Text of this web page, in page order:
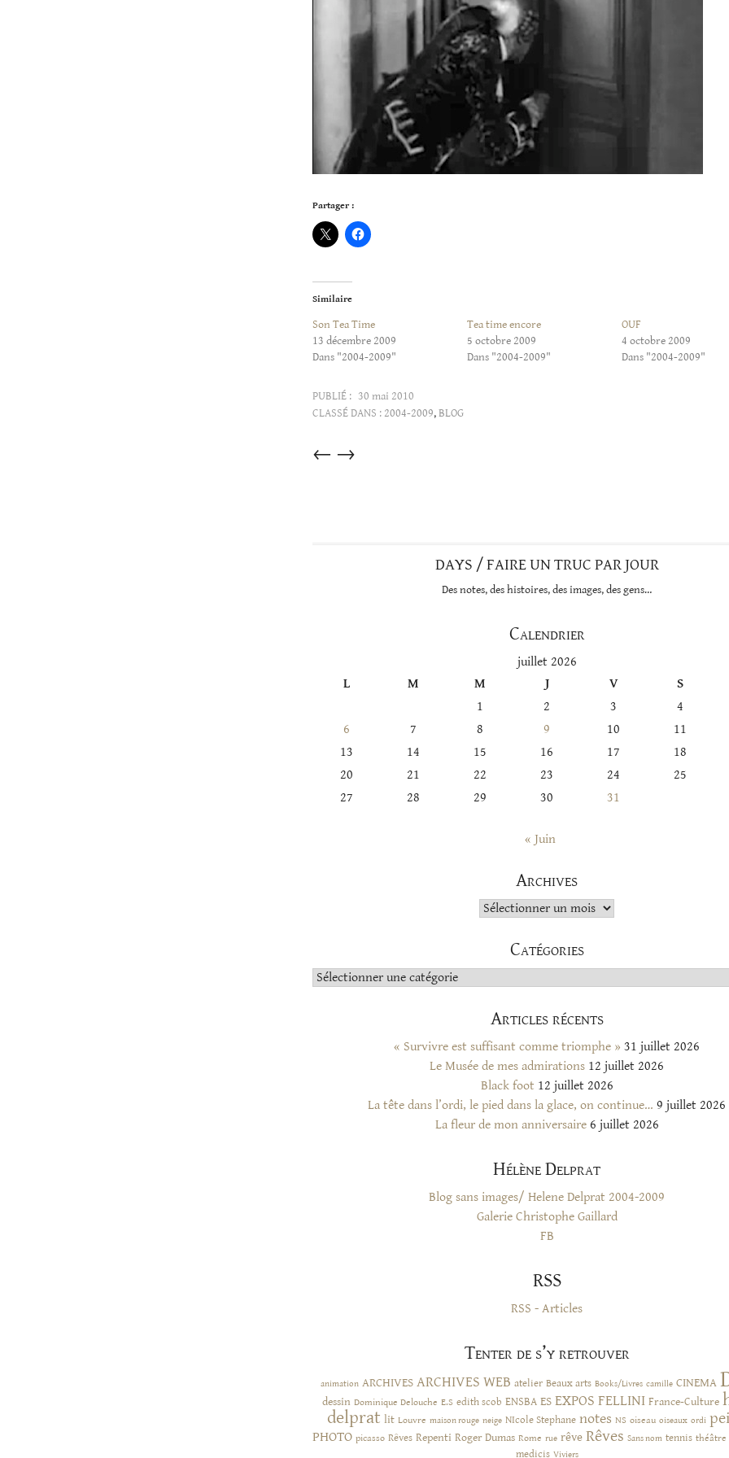
Partager :
Similaire
Son Tea Time
13 décembre 2009
Dans "2004-2009"
Tea time encore
5 octobre 2009
Dans "2004-2009"
OUF
4 octobre 2009
Dans "2004-2009"
PUBLIÉ : 30 mai 2010
CLASSÉ DANS : 2004-2009,BLOG
Articles
→
←
DAYS / FAIRE UN TRUC PAR JOUR
Des notes, des histoires, des images, des gens…
Calendrier
juillet 2026
L
M M J V
S
1
2 3
4
6
7 8 9 10
11
13
14 15 16 17
18
20
21 22 23 24
25
27
28 29 30 31
« Juin
Archives
Archives
Catégories
Catégories
Articles récents
« Survivre est suffisant comme triomphe » 31 juillet 2026
Le Musée de mes admirations 12 juillet 2026
Black foot 12 juillet 2026
La tête dans l’ordi, le pied dans la glace, on continue… 9 juillet 2026
La fleur de mon anniversaire 6 juillet 2026
Hélène Delprat
Blog sans images/ Helene Delprat 2004-2009
Galerie Christophe Gaillard
FB
RSS
RSS - Articles
Tenter de s’y retrouver
animation ARCHIVES ARCHIVES WEB atelier Beaux arts Books/Livres camille CINEMA
dessin Dominique Delouche E.S edith scob ENSBA ES EXPOS FELLINI France-Culture
delprat lit Louvre maison rouge neige NIcole Stephane notes NS oiseau oiseaux ordi
PHOTO picasso Rêves Repenti Roger Dumas Rome rue rêve Rêves Sans nom tennis théâtre
medicis Viviers